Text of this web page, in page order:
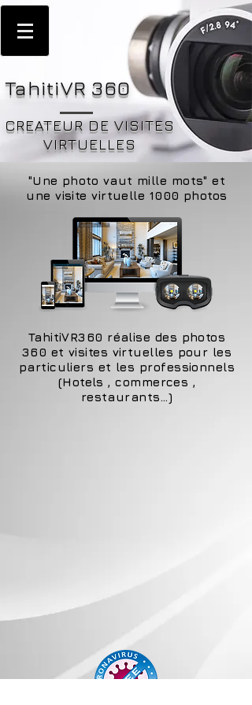
TahitiVR 360
CREATEUR DE VISITES
VIRTUELLES
"Une photo vaut mille mots" et
une visite virtuelle 1000 photos
TahitiVR360 réalise des photos
360 et visites virtuelles pour les
particuliers et les professionnels
(Hotels , commerces ,
restaurants...)